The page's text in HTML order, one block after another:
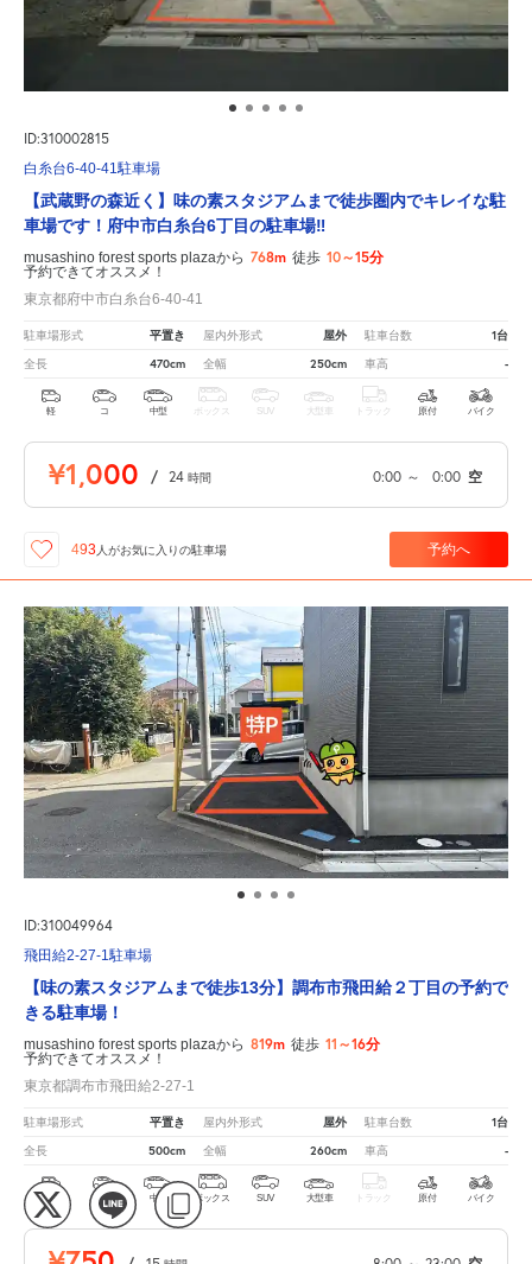
ID:310002815
白糸台6-40-41駐車場
【武蔵野の森近く】味の素スタジアムまで徒歩圏内でキレイな駐
車場です！府中市白糸台6丁目の駐車場‼
musashino forest sports plazaから 768m 徒歩 10～15分
予約できてオススメ！
東京都府中市白糸台6-40-41
駐車場形式 平置き 屋内外形式 屋外 駐車台数 1台
全長 470cm 全幅 250cm 車高 -
軽 コ 中型 ボックス SUV 大型車 トラック 原付 バイク
¥1,000 / 24 時間 0:00 ～ 0:00 空
493 人がお気に入りの駐車場 予約へ
ID:310049964
飛田給2-27-1駐車場
【味の素スタジアムまで徒歩13分】調布市飛田給２丁目の予約で
きる駐車場！
musashino forest sports plazaから 819m 徒歩 11～16分
予約できてオススメ！
東京都調布市飛田給2-27-1
駐車場形式 平置き 屋内外形式 屋外 駐車台数 1台
全長 500cm 全幅 260cm 車高 -
軽 コ 中型 ボックス SUV 大型車 トラック 原付 バイク